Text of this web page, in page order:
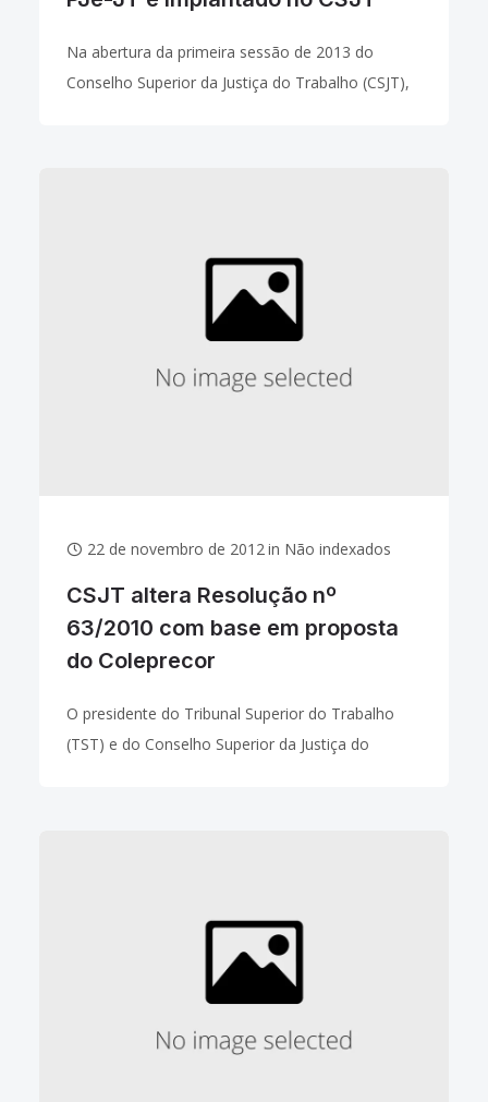
Na abertura da primeira sessão de 2013 do
Conselho Superior da Justiça do Trabalho (CSJT),
22 de novembro de 2012 in Não indexados
CSJT altera Resolução nº
63/2010 com base em proposta
do Coleprecor
O presidente do Tribunal Superior do Trabalho
(TST) e do Conselho Superior da Justiça do